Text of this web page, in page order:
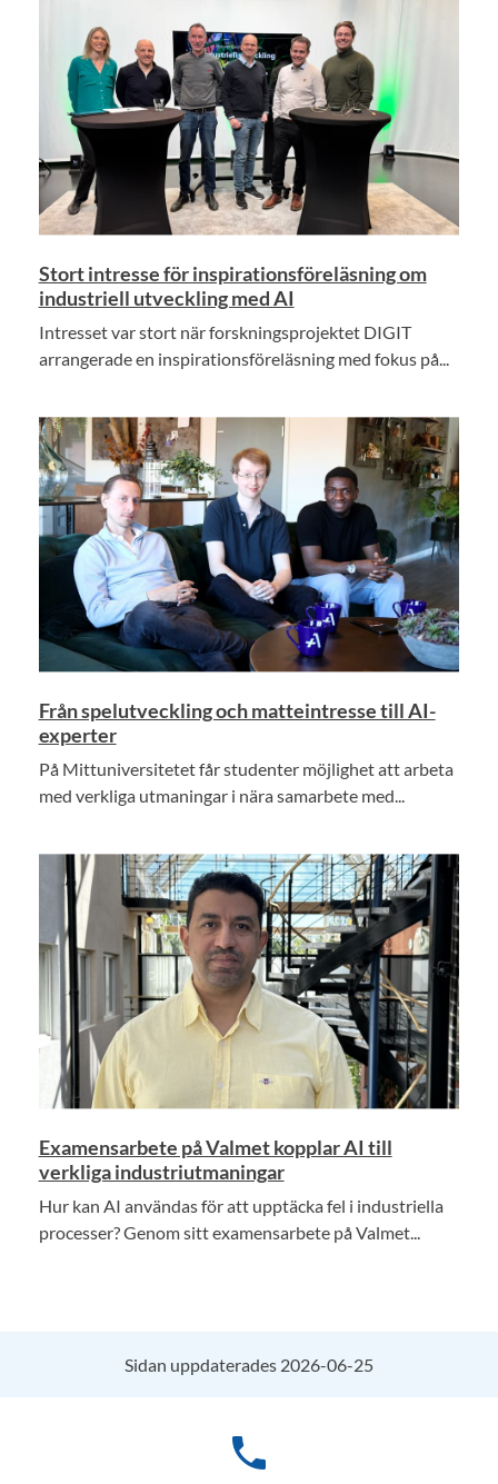
Stort intresse för inspirationsföreläsning om
industriell utveckling med AI
Intresset var stort när forskningsprojektet DIGIT
arrangerade en inspirationsföreläsning med fokus på...
Från spelutveckling och matteintresse till AI-
experter
På Mittuniversitetet får studenter möjlighet att arbeta
med verkliga utmaningar i nära samarbete med...
Examensarbete på Valmet kopplar AI till
verkliga industriutmaningar
Hur kan AI användas för att upptäcka fel i industriella
processer? Genom sitt examensarbete på Valmet...
Sidan uppdaterades 2026-06-25
phone